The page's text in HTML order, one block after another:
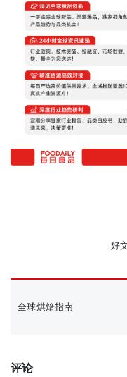
好
全球烘焙指南
评论